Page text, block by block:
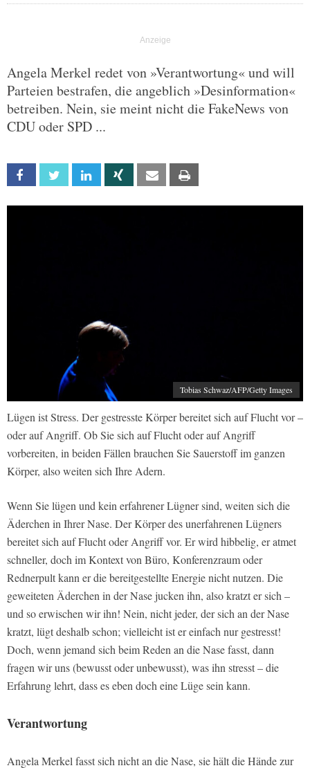
Angela Merkel redet von »Verantwortung« und will
Parteien bestrafen, die angeblich »Desinformation«
betreiben. Nein, sie meint nicht die FakeNews von
CDU oder SPD ...
Facebook Twitter Linkedin Xing Email
Tobias Schwaz/AFP/Getty Images
Lügen ist Stress. Der gestresste Körper bereitet sich auf Flucht vor –
oder auf Angriff. Ob Sie sich auf Flucht oder auf Angriff
vorbereiten, in beiden Fällen brauchen Sie Sauerstoff im ganzen
Körper, also weiten sich Ihre Adern.
Wenn Sie lügen und kein erfahrener Lügner sind, weiten sich die
Äderchen in Ihrer Nase. Der Körper des unerfahrenen Lügners
bereitet sich auf Flucht oder Angriff vor. Er wird hibbelig, er atmet
schneller, doch im Kontext von Büro, Konferenzraum oder
Rednerpult kann er die bereitgestellte Energie nicht nutzen. Die
geweiteten Äderchen in der Nase jucken ihn, also kratzt er sich –
und so erwischen wir ihn! Nein, nicht jeder, der sich an der Nase
kratzt, lügt deshalb schon; vielleicht ist er einfach nur gestresst!
Doch, wenn jemand sich beim Reden an die Nase fasst, dann
fragen wir uns (bewusst oder unbewusst), was ihn stresst – die
Erfahrung lehrt, dass es eben doch eine Lüge sein kann.
Verantwortung
Angela Merkel fasst sich nicht an die Nase, sie hält die Hände zur